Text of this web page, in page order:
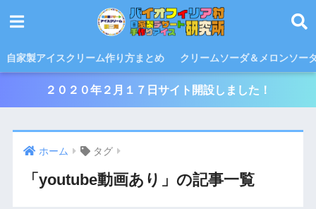
自家製アイスクリーム作り方まとめ クリームソーダ＆メロンソー
２０２０年２月１７日サイト開設しました！
ホーム タグ
「youtube動画あり」の記事一覧